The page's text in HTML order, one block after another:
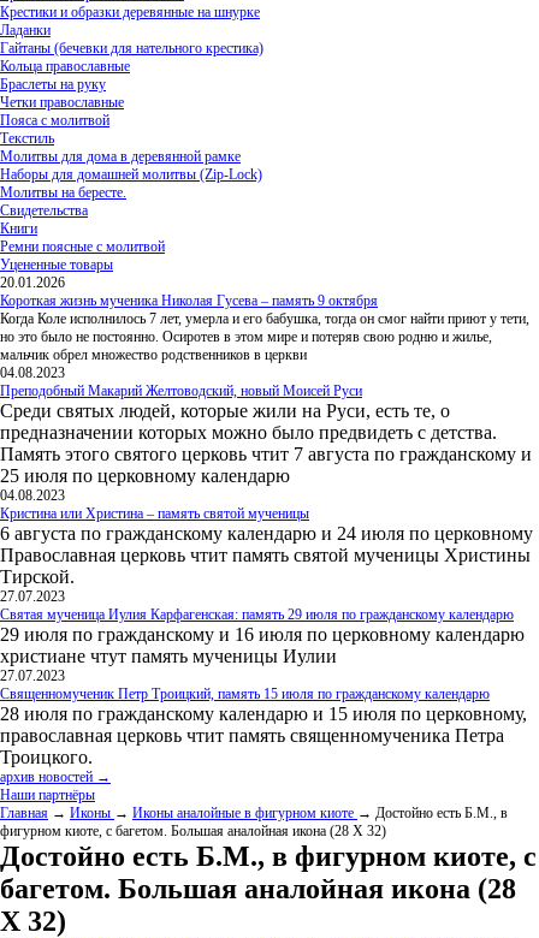
Крестики и образки деревянные на шнурке
Ладанки
Гайтаны (бечевки для нательного крестика)
Кольца православные
Браслеты на руку
Четки православные
Пояса с молитвой
Текстиль
Молитвы для дома в деревянной рамке
Наборы для домашней молитвы (Zip-Lock)
Молитвы на бересте.
Свидетельства
Книги
Ремни поясные с молитвой
Уцененные товары
20.01.2026
Короткая жизнь мученика Николая Гусева – память 9 октября
Когда Коле исполнилось 7 лет, умерла и его бабушка, тогда он смог найти приют у тети,
но это было не постоянно. Осиротев в этом мире и потеряв свою родню и жилье,
мальчик обрел множество родственников в церкви
04.08.2023
Преподобный Макарий Желтоводский, новый Моисей Руси
Среди святых людей, которые жили на Руси, есть те, о
предназначении которых можно было предвидеть с детства.
Память этого святого церковь чтит 7 августа по гражданскому и
25 июля по церковному календарю
04.08.2023
Кристина или Христина – память святой мученицы
6 августа по гражданскому календарю и 24 июля по церковному
Православная церковь чтит память святой мученицы Христины
Тирской.
27.07.2023
Святая мученица Иулия Карфагенская: память 29 июля по гражданскому календарю
29 июля по гражданскому и 16 июля по церковному календарю
христиане чтут память мученицы Иулии
27.07.2023
Священномученик Петр Троицкий, память 15 июля по гражданскому календарю
28 июля по гражданскому календарю и 15 июля по церковному,
православная церковь чтит память священномученика Петра
Троицкого.
архив новостей →
Наши партнёры
Главная → Иконы → Иконы аналойные в фигурном киоте → Достойно есть Б.М., в
фигурном киоте, с багетом. Большая аналойная икона (28 Х 32)
Достойно есть Б.М., в фигурном киоте, с
багетом. Большая аналойная икона (28
Х 32)